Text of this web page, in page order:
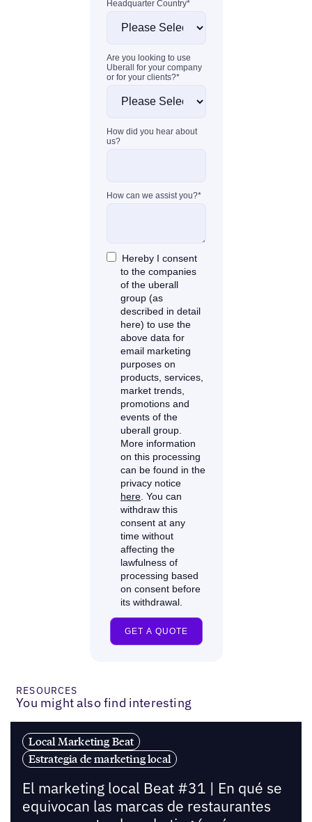
RESOURCES
You might also find interesting
Local Marketing Beat
Estrategia de marketing local
El marketing local Beat #31 | En qué se
equivocan las marcas de restaurantes